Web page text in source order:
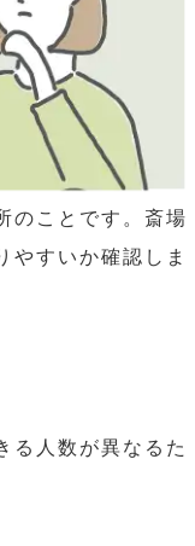
のことです。斎場
やすいか確認しま
る人数が異なるた